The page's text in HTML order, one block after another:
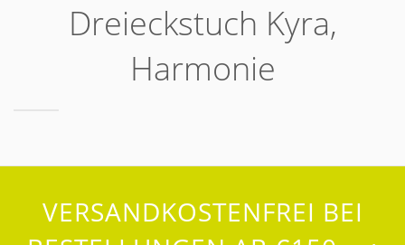
Dreieckstuch Kyra,
Harmonie
VERSANDKOSTENFREI BEI